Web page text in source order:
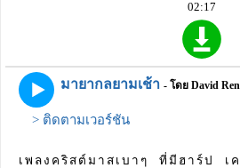
02:17
มายากลยามเช้า - โดย David
> ติดตามเวอร์ชัน
เพลงคริสต์มาสเบาๆ ที่มีฮาร์ป เค